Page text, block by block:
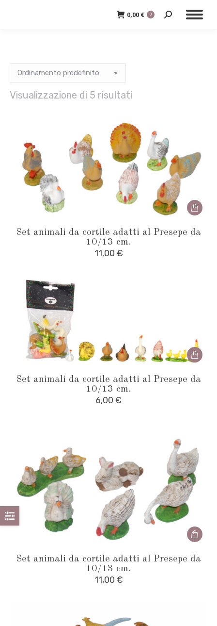
0,00 € 0 Cerca:
Visualizzazione di 5 risultati
Set animali da cortile adatti al Presepe da
10/13 cm.
11,00 €
Set animali da cortile adatti al Presepe da
10/13 cm.
6,00 €
Set animali da cortile adatti al Presepe da
10/13 cm.
11,00 €